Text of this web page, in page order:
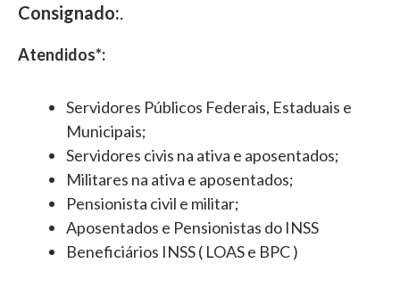
Consignado:.
Atendidos*:
Servidores Públicos Federais, Estaduais e
Municipais;
Servidores civis na ativa e aposentados;
Militares na ativa e aposentados;
Pensionista civil e militar;
Aposentados e Pensionistas do INSS
Beneficiários INSS ( LOAS e BPC )